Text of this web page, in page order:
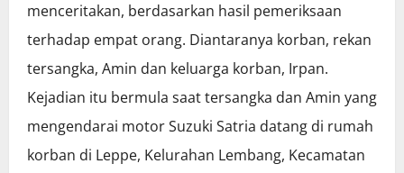
menceritakan, berdasarkan hasil pemeriksaan
terhadap empat orang. Diantaranya korban, rekan
tersangka, Amin dan keluarga korban, Irpan.
Kejadian itu bermula saat tersangka dan Amin yang
mengendarai motor Suzuki Satria datang di rumah
korban di Leppe, Kelurahan Lembang, Kecamatan